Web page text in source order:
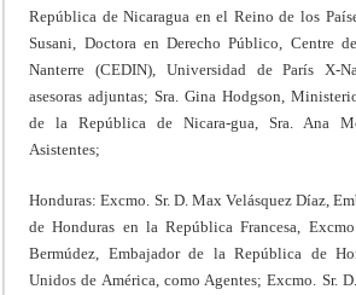
República de Nicaragua en el Reino de los
Susani, Doctora en Derecho Público, Centre
Nanterre (CEDIN), Universidad de París X-
asesoras adjuntas; Sra. Gina Hodgson,
de la República de Nicara-gua, Sra. Ana
Asistentes;
Honduras: Excmo. Sr. D. Max Velásquez Díaz,
de Honduras en la República Francesa,
Bermúdez, Embajador de la República de
Unidos de América, como Agentes; Excmo. Sr.